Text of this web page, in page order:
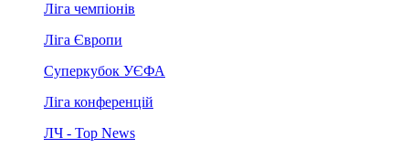
Ліга чемпіонів
Ліга Європи
Суперкубок УЄФА
Ліга конференцій
ЛЧ - Top News